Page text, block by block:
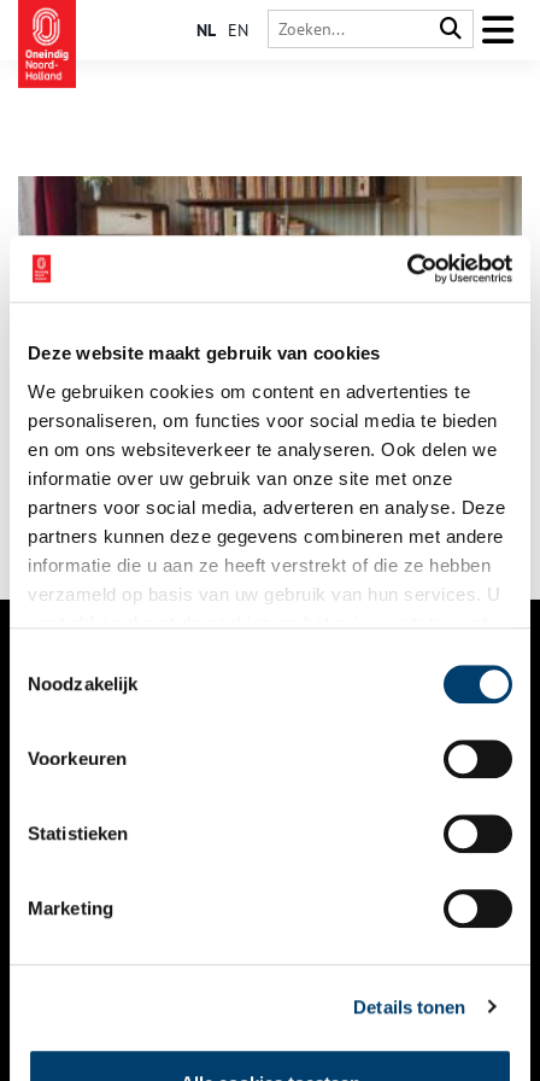
Deze website maakt gebruik van cookies
We gebruiken cookies om content en advertenties te
personaliseren, om functies voor social media te bieden
en om ons websiteverkeer te analyseren. Ook delen we
informatie over uw gebruik van onze site met onze
partners voor social media, adverteren en analyse. Deze
partners kunnen deze gegevens combineren met andere
informatie die u aan ze heeft verstrekt of die ze hebben
verzameld op basis van uw gebruik van hun services. U
Noodzakelijk
Voorkeuren
Statistieken
Marketing
Details tonen
NL EN
In Huis Sloëtjes vind je geen marmeren vloeren, gouden
ornamenten en kostbare schilderijen. Eigenlijk is alles er
doodgewoon. Maar dat maakt dit museumhuis van Hendrick de
Keyser Monumenten juist zo bijzonder: het is een tijdcapsule
naar het dagelijks leven in de jaren vijftig. Werkelijk alles is
bewaard gebleven, van de trouwkleding tot de bonnetjes.
Hierdoor is een bezoekje aan Hilversums nieuwste museum
een feest der herkenning.
VERHALEN
KALENDER
THEMA’S
VIDEO’S
CONTACT